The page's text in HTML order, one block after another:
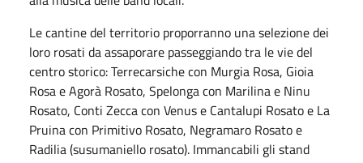
Le cantine del territorio proporranno una selezione dei
loro rosati da assaporare passeggiando tra le vie del
centro storico: Terrecarsiche con Murgia Rosa, Gioia
Rosa e Agorà Rosato, Spelonga con Marilina e Ninu
Rosato, Conti Zecca con Venus e Cantalupi Rosato e La
Pruina con Primitivo Rosato, Negramaro Rosato e
Radilia (susumaniello rosato). Immancabili gli stand